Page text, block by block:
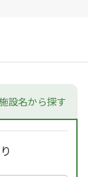
設名から探す